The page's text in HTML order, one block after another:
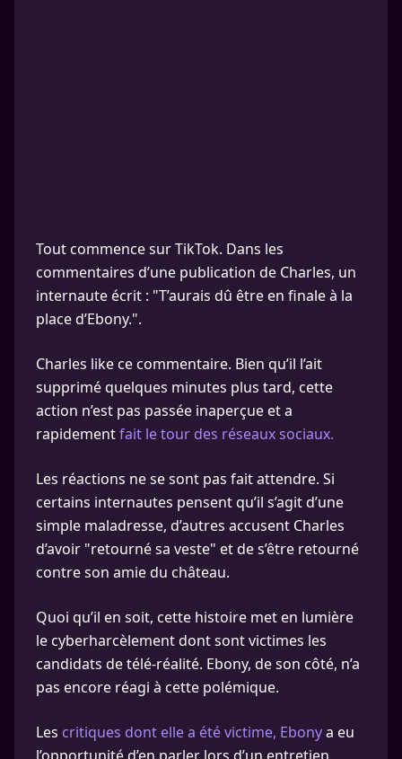
Tout commence sur TikTok. Dans les
commentaires d’une publication de Charles, un
internaute écrit : "T’aurais dû être en finale à la
place d’Ebony.".
Charles like ce commentaire. Bien qu’il l’ait
supprimé quelques minutes plus tard, cette
action n’est pas passée inaperçue et a
rapidementfait le tour des réseaux sociaux.
Les réactions ne se sont pas fait attendre. Si
certains internautes pensent qu’il s’agit d’une
simple maladresse, d’autres accusent Charles
d’avoir "retourné sa veste" et de s’être retourné
contre son amie du château.
Quoi qu’il en soit, cette histoire met en lumière
le cyberharcèlement dont sont victimes les
candidats de télé-réalité. Ebony, de son côté, n’a
pas encore réagi à cette polémique.
Les critiques dont elle a été victime, Ebonya eu